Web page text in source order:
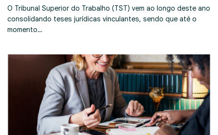
O Tribunal Superior do Trabalho (TST) vem ao longo deste ano
consolidando teses jurídicas vinculantes, sendo que até o
momento…